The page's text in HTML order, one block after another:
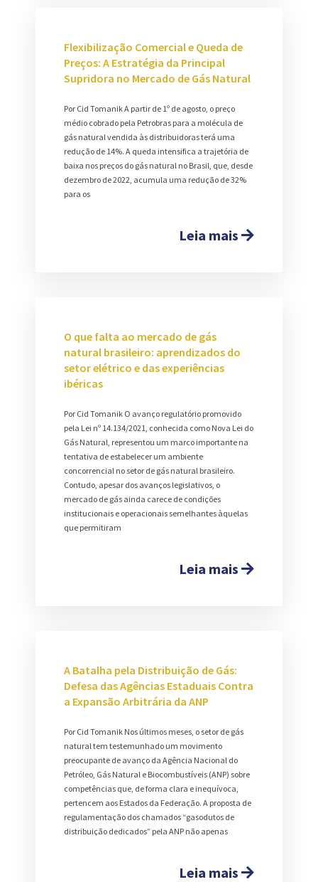
Flexibilização Comercial e Queda de
Preços: A Estratégia da Principal
Supridora no Mercado de Gás Natural
Por Cid Tomanik A partir de 1º de agosto, o preço
médio cobrado pela Petrobras para a molécula de
gás natural vendida às distribuidoras terá uma
redução de 14%. A queda intensifica a trajetória de
baixa nos preços do gás natural no Brasil, que, desde
dezembro de 2022, acumula uma redução de 32%
para os
Leia mais
O que falta ao mercado de gás
natural brasileiro: aprendizados do
setor elétrico e das experiências
ibéricas
Por Cid Tomanik O avanço regulatório promovido
pela Lei nº 14.134/2021, conhecida como Nova Lei do
Gás Natural, representou um marco importante na
tentativa de estabelecer um ambiente
concorrencial no setor de gás natural brasileiro.
Contudo, apesar dos avanços legislativos, o
mercado de gás ainda carece de condições
institucionais e operacionais semelhantes àquelas
que permitiram
Leia mais
A Batalha pela Distribuição de Gás:
Defesa das Agências Estaduais Contra
a Expansão Arbitrária da ANP
Por Cid Tomanik Nos últimos meses, o setor de gás
natural tem testemunhado um movimento
preocupante de avanço da Agência Nacional do
Petróleo, Gás Natural e Biocombustíveis (ANP) sobre
competências que, de forma clara e inequívoca,
pertencem aos Estados da Federação. A proposta de
regulamentação dos chamados “gasodutos de
distribuição dedicados” pela ANP não apenas
Leia mais